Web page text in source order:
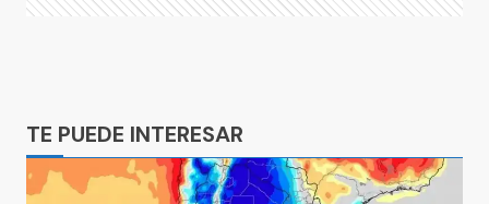
TE PUEDE INTERESAR